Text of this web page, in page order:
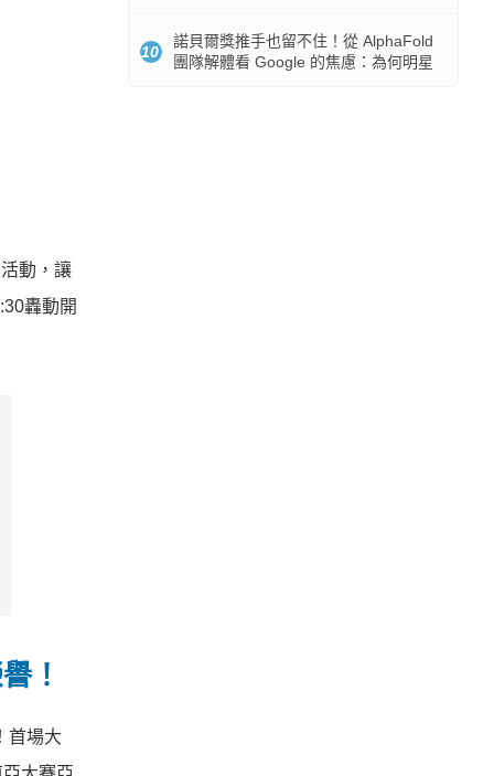
動，讓
轟動開
！
首場大
10
諾貝爾獎推手也留不住！從 AlphaFold
團隊解體看 Google 的焦慮：為何明星